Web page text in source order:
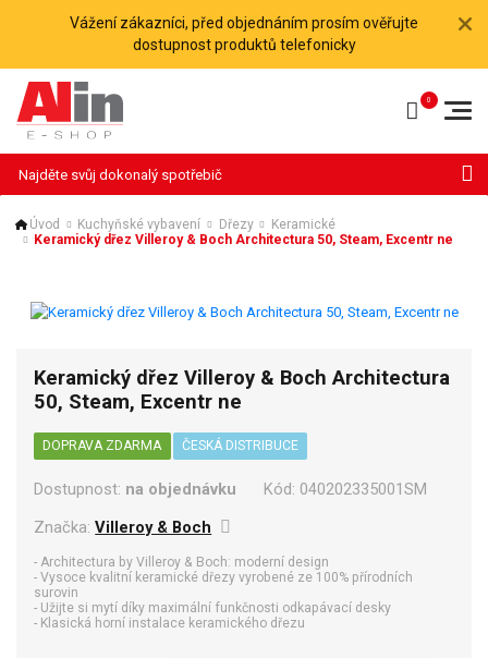
Vážení zákazníci, před objednáním prosím ověřujte
dostupnost produktů telefonicky
Úvod Kuchyňské vybavení Dřezy
Keramické
Keramický dřez Villeroy & Boch Architectura 50, Steam, Excentr ne
Keramický dřez Villeroy & Boch Architectura
50, Steam, Excentr ne
DOPRAVA ZDARMA ČESKÁ DISTRIBUCE
Dostupnost: na objednávku Kód: 040202335001SM
Značka:Villeroy & Boch
- Architectura by Villeroy & Boch: moderní design
- Vysoce kvalitní keramické dřezy vyrobené ze 100% přírodních
surovin
- Užijte si mytí díky maximální funkčnosti odkapávací desky
- Klasická horní instalace keramického dřezu